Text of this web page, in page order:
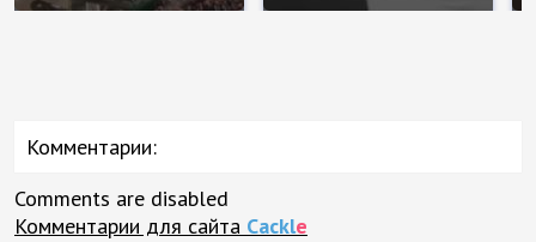
Комментарии:
Comments are disabled
Комментарии для сайта Cackle